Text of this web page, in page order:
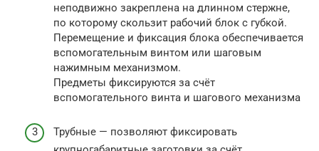
неподвижно закреплена на длинном стержне,
по которому скользит рабочий блок с губкой.
Перемещение и фиксация блока обеспечивается
вспомогательным винтом или шаговым
нажимным механизмом.
Предметы фиксируются за счёт
вспомогательного винта и шагового механизма
Трубные — позволяют фиксировать